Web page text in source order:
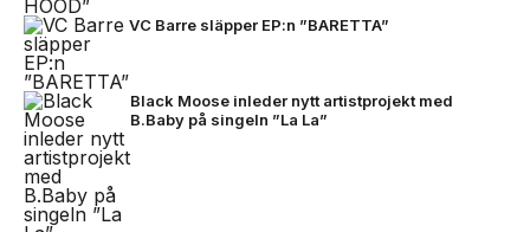
VC Barre släpper EP:n ”BARETTA”
Black Moose inleder nytt artistprojekt med
B.Baby på singeln ”La La”